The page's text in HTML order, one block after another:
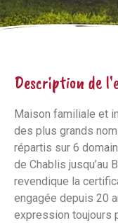
Description de
Maison familiale et
des plus grands
répartis sur 6
de Chablis jusqu’au
revendique la
engagée depuis 20
expression toujours